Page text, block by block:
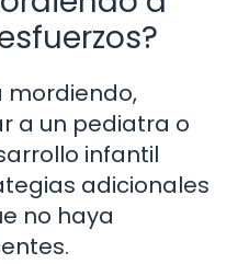
mordiendo,
a un pediatra o
infantil
adicionales
no haya